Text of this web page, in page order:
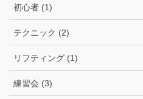
初心者 (1)
テクニック (2)
リフティング (1)
練習会 (3)